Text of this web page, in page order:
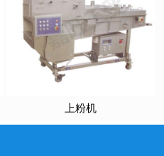
上粉机